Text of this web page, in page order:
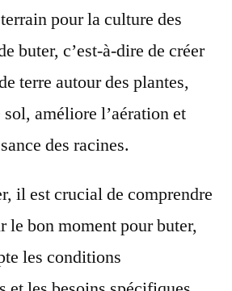
pour la culture des
buter, c’est-à-dire de créer
terre autour des plantes,
améliore l’aération et
des racines.
il est crucial de comprendre
le bon moment pour buter,
les conditions